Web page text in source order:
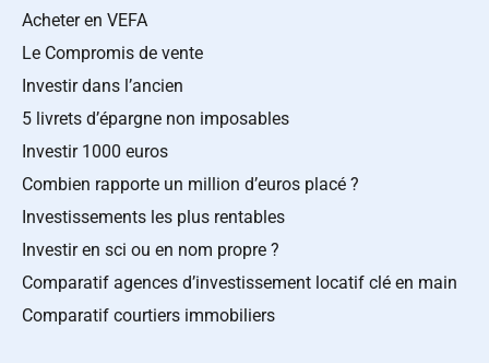
Acheter en VEFA
Le Compromis de vente
Investir dans l’ancien
5 livrets d’épargne non imposables
Investir 1000 euros
Combien rapporte un million d’euros placé ?
Investissements les plus rentables
Investir en sci ou en nom propre ?
Comparatif agences d’investissement locatif clé en main
Comparatif courtiers immobiliers